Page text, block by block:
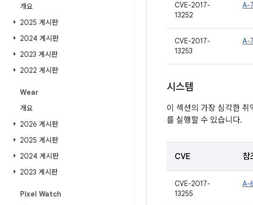
개요
2025 게시판
2024 게시판
2023 게시판
2022 게시판
Wear
개요
2026 게시판
2025 게시판
2024 게시판
2023 게시판
Pixel Watch
CVE-2017-
13252
A-
CVE-2017-
13253
A-
시스템
이 섹션의 가장 심각한
를 실행할 수 있습니다.
CVE 참
CVE-2017-
13255
A-